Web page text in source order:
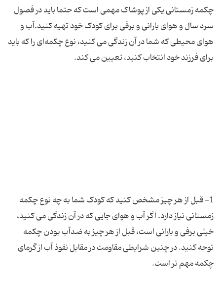
چکمه زمستانی یکی از پوشاک مهمی است که حتما باید در فصول
سرد سال و هوای بارانی و برفی برای کودک خود تهیه کنید.آب و
هوای محیطی که شما در آن زندگی می کنید، نوع چکمه‌ای را که باید
1- قبل از هر چیز مشخص کنید که کودک شما به چه نوع چکمه
زمستانی نیاز دارد. اگر آب و هوای جایی که در آن زندگی می کنید،
خیلی برفی و بارانی است، قبل از هر چیز به ضدآب بودن چکمه
توجه کنید. در چنین شرایطی مقاومت در مقابل نفوذ آب از گرمای